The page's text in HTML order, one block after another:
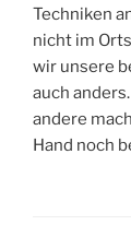
Techniken
nicht im
wir unsere
auch
andere
Hand noch